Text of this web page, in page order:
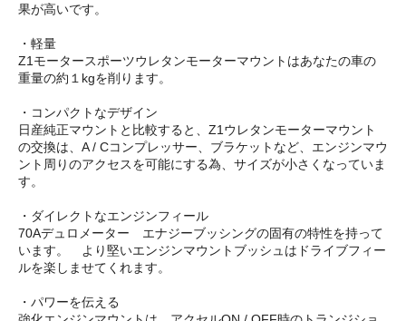
果が高いです。
・軽量
Z1モータースポーツウレタンモーターマウントはあなたの車の
重量の約１kgを削ります。
・コンパクトなデザイン
日産純正マウントと比較すると、Z1ウレタンモーターマウント
の交換は、A / Cコンプレッサー、ブラケットなど、エンジンマウ
ント周りのアクセスを可能にする為、サイズが小さくなっていま
す。
・ダイレクトなエンジンフィール
70Aデュロメーター エナジーブッシングの固有の特性を持って
います。 より堅いエンジンマウントブッシュはドライブフィー
ルを楽しませてくれます。
・パワーを伝える